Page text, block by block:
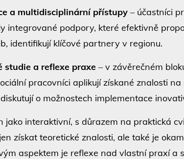
a multidisciplinární přístupy – účastníci
integrované podpory, které efektivně
identifikují klíčové partnery v regionu.
studie a reflexe praxe – v závěrečném
pracovníci aplikují získané znalosti
o možnostech implementace
jako interaktivní, s důrazem na praktická
získat teoretické znalosti, ale také je
aspektem je reflexe nad vlastní praxí a